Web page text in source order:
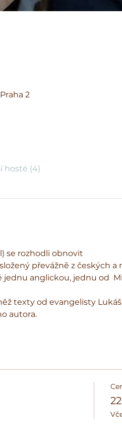
2
hosté (4)
převážně z českých a
jednu anglickou, jednu od
texty od evangelisty
autora.